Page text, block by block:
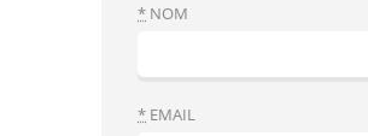
* NOM
* EMAIL